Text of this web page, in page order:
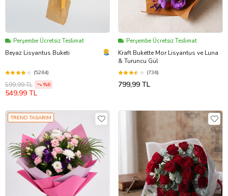
Perşembe Ücretsiz Teslimat
Beyaz Lisyantus Buketi
(5264)
599,99 TL %8
549,99 TL
Perşembe Ücretsiz Teslimat
Kraft Bukette Mor Lisyantus ve Luna
& Turuncu Gül
(736)
799,99 TL
TREND TASARIM